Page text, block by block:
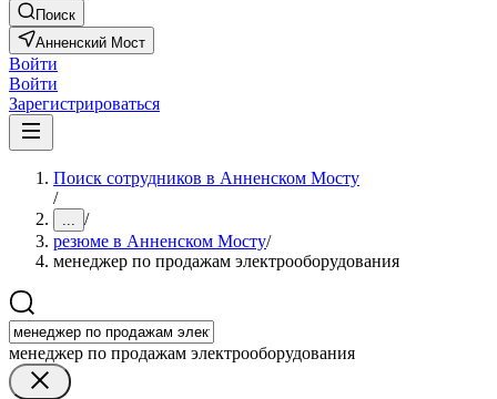
Поиск
Анненский Мост
Войти
Войти
Зарегистрироваться
Поиск сотрудников в Анненском Мосту
/
... /
резюме в Анненском Мосту/
менеджер по продажам электрооборудования
менеджер по продажам электрооборудования